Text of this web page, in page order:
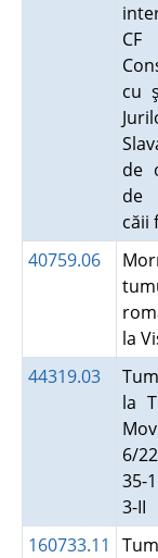
CF
cu
de
de
căii
40759.06
la
44319.03
la
6/
35-
3-II
160733.11